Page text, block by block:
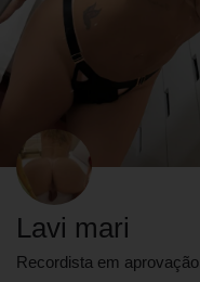
Lavi mari
Recordista em aprovação